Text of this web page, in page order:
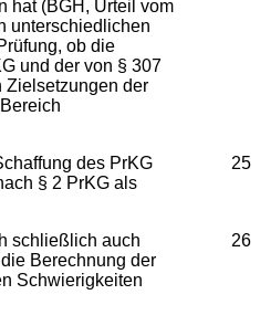
hat (BGH, Urteil vom
unterschiedlichen
ob die
und der von § 307
Zielsetzungen der
25
des PrKG
§ 2 PrKG als
26
schließlich auch
Berechnung der
Schwierigkeiten